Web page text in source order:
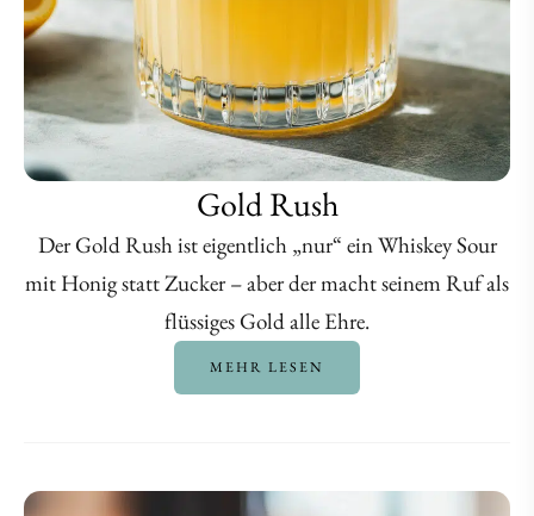
Gold Rush
Der Gold Rush ist eigentlich „nur“ ein Whiskey Sour
mit Honig statt Zucker – aber der macht seinem Ruf als
flüssiges Gold alle Ehre.
MEHR LESEN